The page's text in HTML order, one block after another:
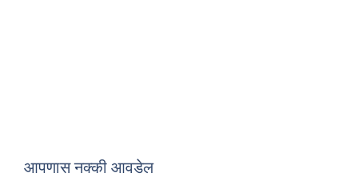
आपणास नक्की आवडेल